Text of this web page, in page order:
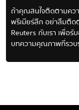
ถ้าคุณสนใจติดตามควา
พรีเมียร์ลีก อย่าลืมติด
Reuters กับเรา เพื่อรั
บทความคุณภาพที่รวบ